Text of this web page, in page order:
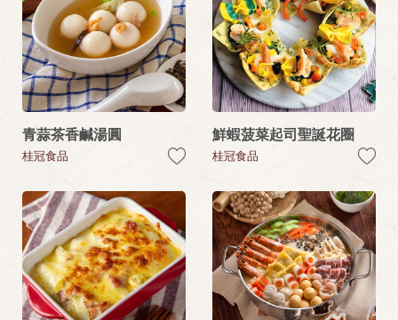
青蒜茶香鹹湯圓
桂冠食品
鮮蝦菠菜起司聖誕花圈
桂冠食品